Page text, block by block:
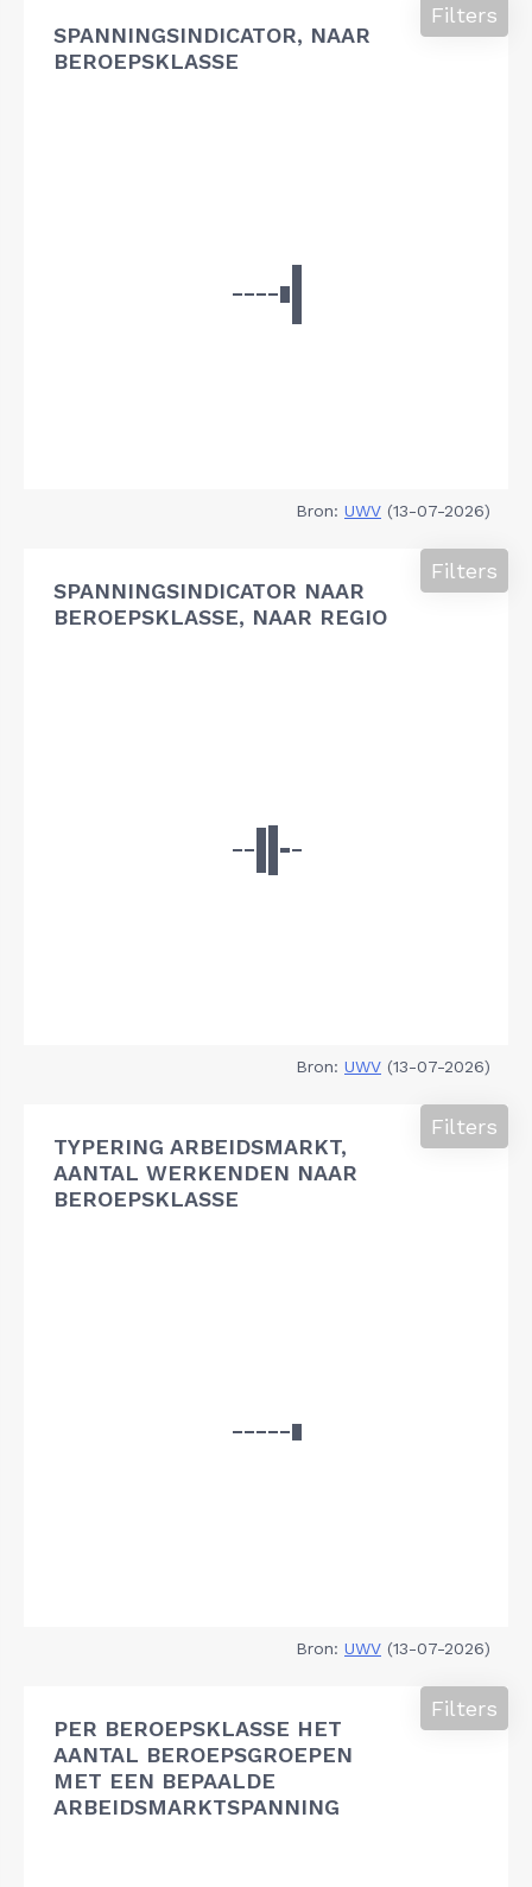
SPANNINGSINDICATOR, NAAR
BEROEPSKLASSE
Filters
Bron: UWV (13-07-2026)
SPANNINGSINDICATOR NAAR
BEROEPSKLASSE, NAAR REGIO
Filters
Bron: UWV (13-07-2026)
TYPERING ARBEIDSMARKT,
AANTAL WERKENDEN NAAR
BEROEPSKLASSE
Filters
Bron: UWV (13-07-2026)
PER BEROEPSKLASSE HET
AANTAL BEROEPSGROEPEN
MET EEN BEPAALDE
ARBEIDSMARKTSPANNING
Filters